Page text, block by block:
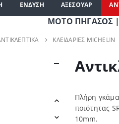
ΕΝΔΥΣΗ ΑΞΕΣΟΥΑΡ
ΜΟΤΟ ΠΗΓΑΣΟΣ |
ΚΛΕΙΔΑΡΙΕΣ MICHELIN
Πλήρη
ποιότητας
10mm.